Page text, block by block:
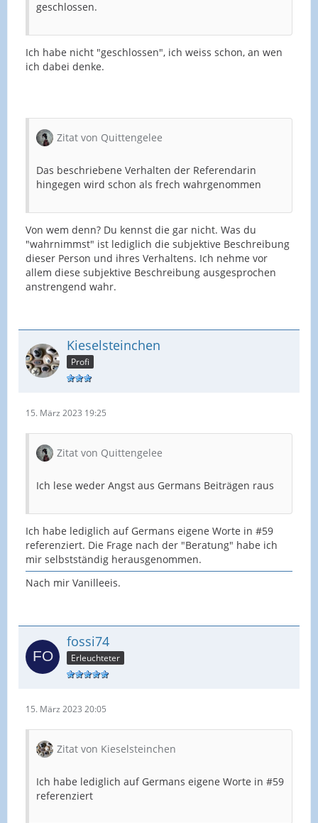
geschlossen.
Ich habe nicht "geschlossen", ich weiss schon, an wen
ich dabei denke.
Zitat von Quittengelee
Das beschriebene Verhalten der Referendarin
hingegen wird schon als frech wahrgenommen
Von wem denn? Du kennst die gar nicht. Was du
"wahrnimmst" ist lediglich die subjektive Beschreibung
dieser Person und ihres Verhaltens. Ich nehme vor
allem diese subjektive Beschreibung ausgesprochen
anstrengend wahr.
Kieselsteinchen
Profi
15. März 2023 19:25
Zitat von Quittengelee
Ich lese weder Angst aus Germans Beiträgen raus
Ich habe lediglich auf Germans eigene Worte in #59
referenziert. Die Frage nach der "Beratung" habe ich
mir selbstständig herausgenommen.
Nach mir Vanilleeis.
fossi74
Erleuchteter
15. März 2023 20:05
Zitat von Kieselsteinchen
Ich habe lediglich auf Germans eigene Worte in #59
referenziert